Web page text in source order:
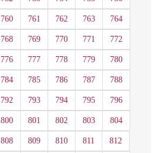
760 761 762 763 764
768 769 770 771 772
776 777 778 779 780
784 785 786 787 788
792 793 794 795 796
800 801 802 803 804
808 809 810 811 812